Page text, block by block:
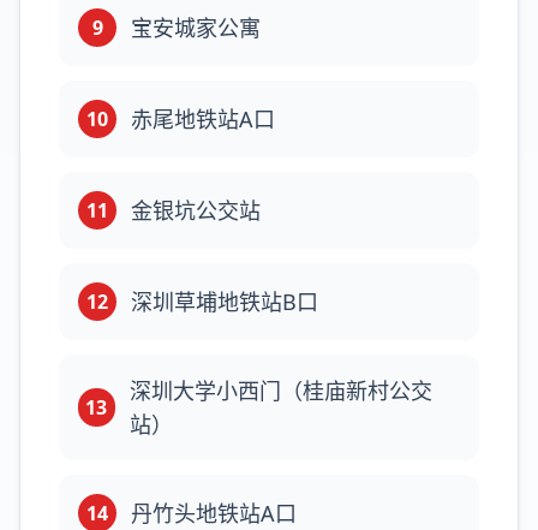
9 宝安城家公寓
10 赤尾地铁站A口
11 金银坑公交站
12 深圳草埔地铁站B口
13
深圳大学小西门（桂庙新村公交
站）
14 丹竹头地铁站A口